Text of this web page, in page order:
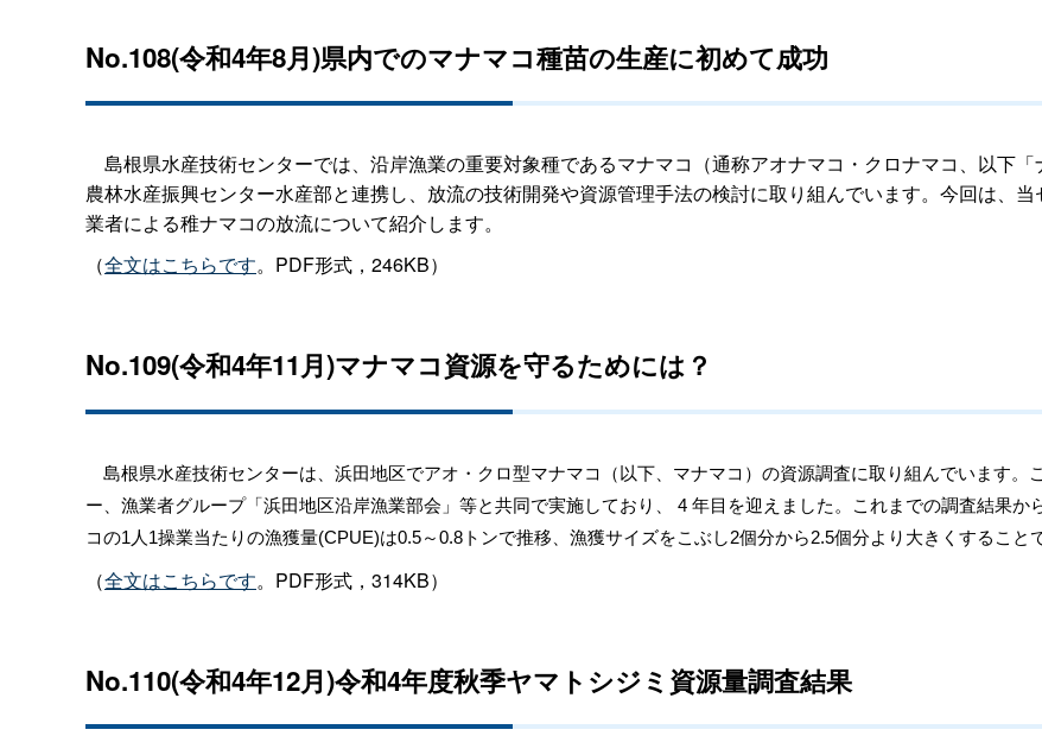
No.108(令和4年8月)県内でのマナマコ種苗の生産に初めて成功
島根県水産技術センターでは、沿岸漁業の重要対象種であるマナマコ（通称アオナマコ・クロナマコ、以下
農林水産振興センター水産部と連携し、放流の技術開発や資源管理手法の検討に取り組んでいます。今回は、
業者による稚ナマコの放流について紹介します。
（全文はこちらです。PDF形式，246KB）
No.109(令和4年11月)マナマコ資源を守るためには？
島根県水産技術センターは、浜田地区でアオ・クロ型マナマコ（以下、マナマコ）の資源調査に取り組んでいます。
ー、漁業者グループ「浜田地区沿岸漁業部会」等と共同で実施しており、
4 年目を迎えました。
これまでの調査結果か
コの1人1操業当たりの漁獲量(CPUE)は0.5～0.8トンで推移、漁獲サイズをこぶし2個分から2.5個分より大きくすること
（全文はこちらです。PDF形式，314KB）
No.110(令和4年12月)令和4年度秋季ヤマトシジミ資源量調査結果